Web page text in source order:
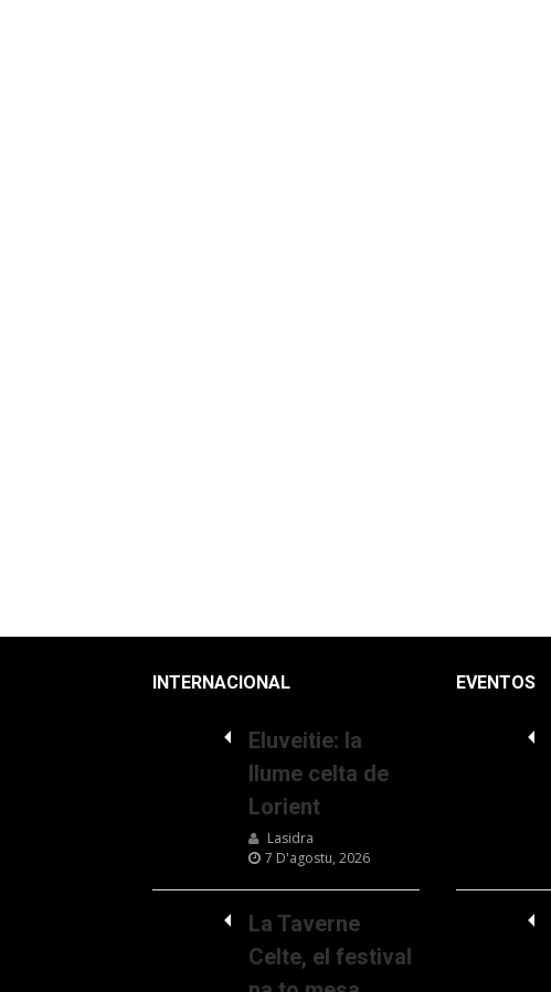
INTERNACIONAL
Eluveitie: la
llume celta de
Lorient
Lasidra
7 D'agostu, 2026
La Taverne
Celte, el festival
EVENTOS